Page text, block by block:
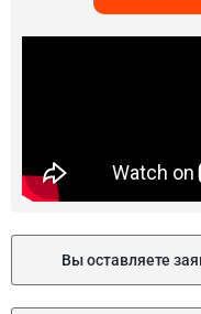
Вы оставляете